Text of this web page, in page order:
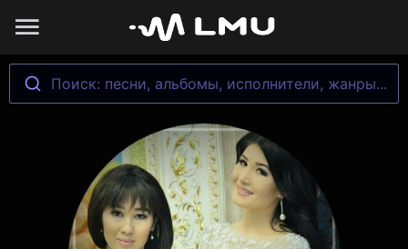
Поиск: песни, альбомы, исполнители, жанры...